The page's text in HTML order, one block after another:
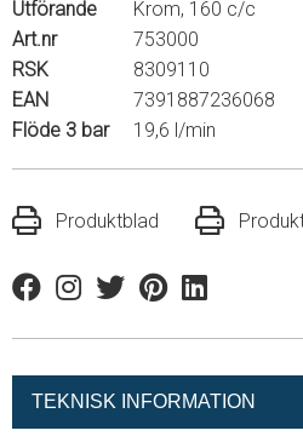
Utförande
Krom, 160 c/c
Art.nr
753000
RSK
8309110
EAN
7391887236068
Flöde 3 bar
19,6 l/min
Produktblad
FacebookInstagram
TwitterPinterestLinkedin
TEKNISK INFORMATION